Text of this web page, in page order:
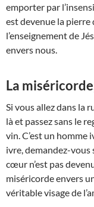
emporter par
est devenue la pierre
l’enseignement de
envers nous.
La
Si vous allez dans la
là et passez sans le
vin. C’est un homme
ivre, demandez-vous
cœur n’est pas
miséricorde envers
véritable visage de